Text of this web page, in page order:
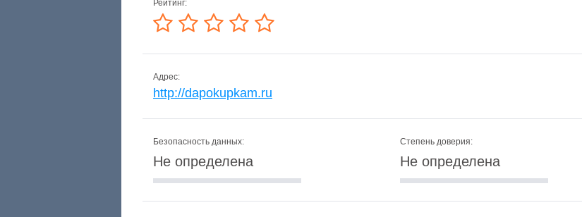
Рейтинг:
Адрес:
http://dapokupkam.ru
Безопасность данных:
Не определена
Степень доверия:
Не определена